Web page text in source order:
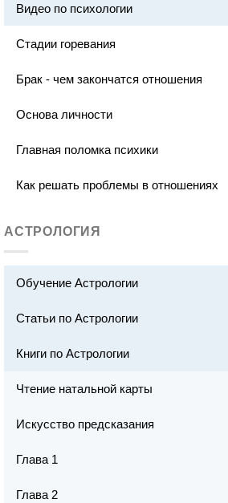
Видео по психологии
Стадии горевания
Брак - чем закончатся отношения
Основа личности
Главная поломка психики
Как решать проблемы в отношениях
АСТРОЛОГИЯ
Обучение Астрологии
Статьи по Астрологии
Книги по Астрологии
Чтение натальной карты
Искусство предсказания
Глава 1
Глава 2